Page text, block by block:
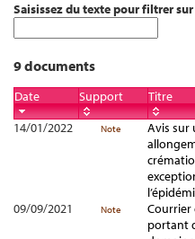
Saisissez du texte pour filtrer
9 documents
Date Support
Titre
14/01/2022
Note
Avis sur
09/09/2021
Note
Courrier
portant